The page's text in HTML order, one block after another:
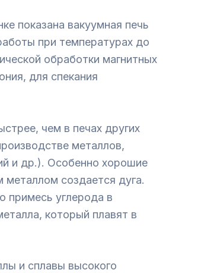
показана вакуумная печь
при температурах до
обработки магнитных
для спекания
чем в печах других
металлов,
и др.). Особенно хорошие
создается дуга.
примесь углерода в
который плавят в
и сплавы высокого